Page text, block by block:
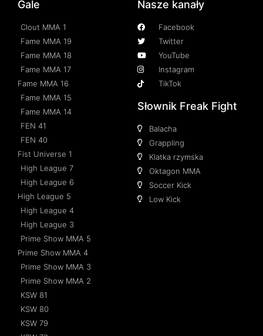
Gale
Clout MMA 1
Fame MMA 19
Fame MMA 18
Fame MMA 17
Fame MMA 16
Fame MMA 15
Fame MMA 14
FEN 41
FEN 40
Fist Universe 1
High League 7
High League 6
High League 5
High League 4
High League 3
Prime Show MMA 5
Prime Show MMA 4
Prime Show MMA 3
Prime Show MMA 2
KSW 81
KSW 80
KSW 79
Nasze kanały
Facebook
Twitter
YouTube
Instagram
TikTok
Słownik Freak Fight
Balacha
Grappling
Klatka rzymska
Oktagon MMA
Soccer Kick
Low Kick